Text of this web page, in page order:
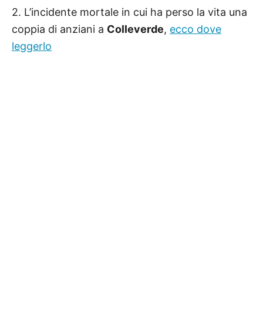
2. L’incidente mortale in cui ha perso la vita una
coppia di anziani a Colleverde, ecco dove
leggerlo